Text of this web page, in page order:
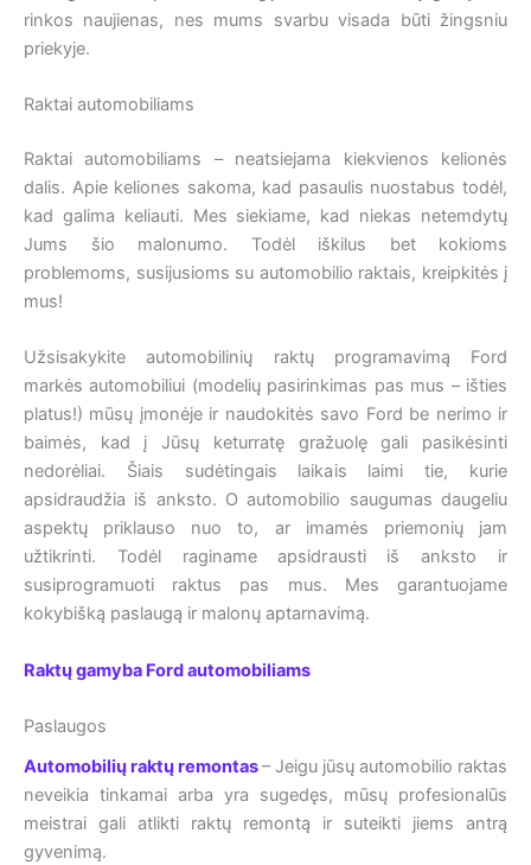
rinkos naujienas, nes mums svarbu visada būti žingsniu
priekyje.
Raktai automobiliams
Raktai automobiliams – neatsiejama kiekvienos kelionės
dalis. Apie keliones sakoma, kad pasaulis nuostabus todėl,
kad galima keliauti. Mes siekiame, kad niekas netemdytų
Jums šio malonumo. Todėl iškilus bet kokioms
problemoms, susijusioms su automobilio raktais, kreipkitės į
mus!
Užsisakykite automobilinių raktų programavimą Ford
markės automobiliui (modelių pasirinkimas pas mus – išties
platus!) mūsų įmonėje ir naudokitės savo Ford be nerimo ir
baimės, kad į Jūsų keturratę gražuolę gali pasikėsinti
nedorėliai. Šiais sudėtingais laikais laimi tie, kurie
apsidraudžia iš anksto. O automobilio saugumas daugeliu
aspektų priklauso nuo to, ar imamės priemonių jam
užtikrinti. Todėl raginame apsidrausti iš anksto ir
susiprogramuoti raktus pas mus. Mes garantuojame
kokybišką paslaugą ir malonų aptarnavimą.
Raktų gamyba Ford automobiliams
Paslaugos
Automobilių raktų remontas– Jeigu jūsų automobilio raktas
neveikia tinkamai arba yra sugedęs, mūsų profesionalūs
meistrai gali atlikti raktų remontą ir suteikti jiems antrą
gyvenimą.